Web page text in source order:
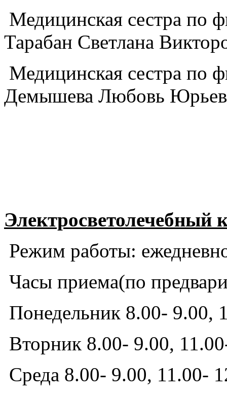
Медицинская сестра по
Тарабан Светлана
Медицинская сестра по
Демышева Любовь
Электросветолечебный
Режим работы:
Часы приема(по
Понедельник 8.00- 9.00,
Вторник 8.00- 9.00,
Среда 8.00- 9.00, 11.00-